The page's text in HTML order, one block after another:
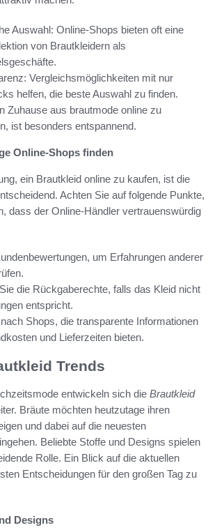
Auswahl: Online-Shops bieten oft eine
von Brautkleidern als
Vergleichsmöglichkeiten mit nur
helfen, die beste Auswahl zu finden.
Zuhause aus brautmode online zu
ist besonders entspannend.
Online-Shops finden
ein Brautkleid online zu kaufen, ist die
Achten Sie auf folgende Punkte,
dass der Online-Händler vertrauenswürdig
um Erfahrungen anderer
die Rückgaberechte, falls das Kleid nicht
entspricht.
Shops, die transparente Informationen
und Lieferzeiten bieten.
Trends
entwickeln sich die Brautkleid
Bräute möchten heutzutage ihren
und dabei auf die neuesten
Beliebte Stoffe und Designs spielen
Rolle. Ein Blick auf die aktuellen
Entscheidungen für den großen Tag zu
Designs